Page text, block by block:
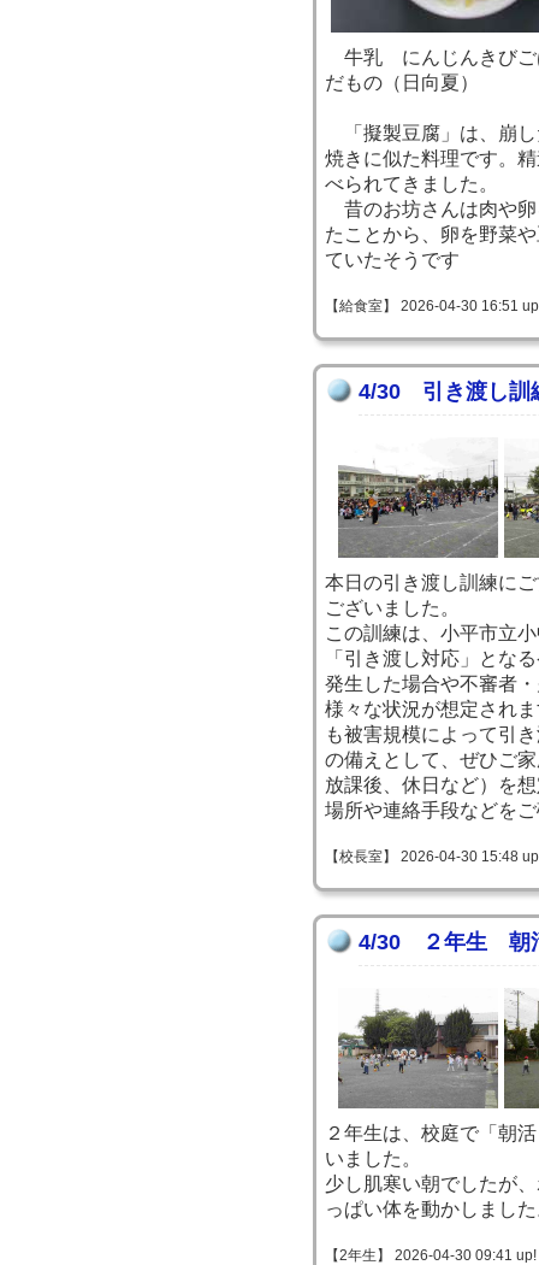
牛乳 にんじんきび
だもの（日向夏）
「擬製豆腐」は、崩し
焼きに似た料理です。
べられてきました。
昔のお坊さんは肉や卵
たことから、卵を野菜
ていたそうです
【給食室】 2026-04-30 16:51
4/30 引き渡し訓
本日の引き渡し訓練に
ございました。
この訓練は、小平市立
「引き渡し対応」とな
発生した場合や不審者
様々な状況が想定され
も被害規模によって引
の備えとして、ぜひご
放課後、休日など）を
場所や連絡手段などを
【校長室】 2026-04-30 15:48
4/30 ２年生 朝
２年生は、校庭で「朝
いました。
少し肌寒い朝でしたが
っぱい体を動かしまし
【2年生】 2026-04-30 09:41 up!